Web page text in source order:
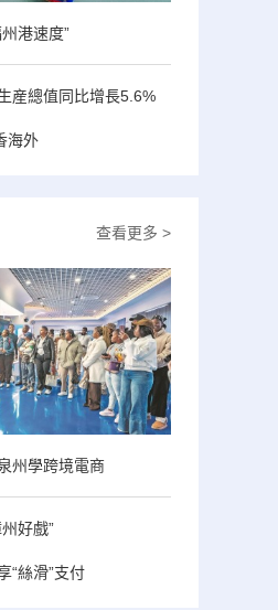
港速度”
産總值同比增長5.6%
海外
查看更多 >
州學跨境電商
好戲”
“絲滑”支付